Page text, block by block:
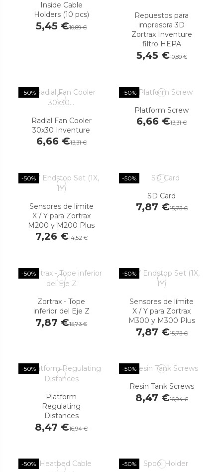
Inside Cable
Holders (10 pcs)
5,45 €10,89 €
Repuestos para
impresora 3D
Zortrax Inventure
filtro HEPA
5,45 €10,89 €
-50%
Radial Fan Cooler
30x30 Inventure
6,66 €13,31 €
-50%
Platform Screw
6,66 €13,31 €
-50%
Sensores de límite
X / Y para Zortrax
M200 y M200 Plus
7,26 €14,52 €
-50%
SD Card
7,87 €15,73 €
-50%
Zortrax - Tope
inferior del Eje Z
7,87 €15,73 €
-50%
Sensores de límite
X / Y para Zortrax
M300 y M300 Plus
7,87 €15,73 €
-50%
Platform
Regulating
Distances
8,47 €16,94 €
-50%
Resin Tank Screws
8,47 €16,94 €
-50% -50%